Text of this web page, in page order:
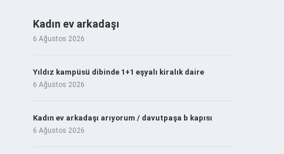
Kadın ev arkadaşı
6 Ağustos 2026
Yıldız kampüsü dibinde 1+1 eşyalı kiralık daire
6 Ağustos 2026
Kadın ev arkadaşı arıyorum / davutpaşa b kapısı
6 Ağustos 2026